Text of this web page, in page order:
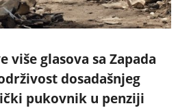
više glasova sa Zapada
dosadašnjeg
pukovnik u penziji